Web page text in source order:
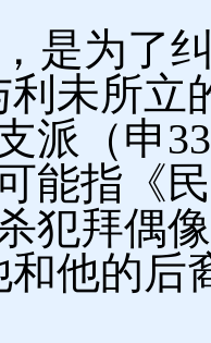
是为了
利未所立
派（申
能指《
犯拜偶
他的后